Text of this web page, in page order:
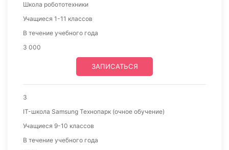
Школа робототехники
Учащиеся 1-11 классов
В течение учебного года
3 000
ЗАПИСАТЬСЯ
3
IT-школа Samsung Технопарк (очное обучение)
Учащиеся 9-10 классов
В течение учебного года